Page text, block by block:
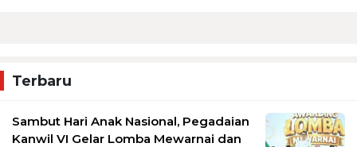
Terbaru
Sambut Hari Anak Nasional, Pegadaian
Kanwil VI Gelar Lomba Mewarnai dan